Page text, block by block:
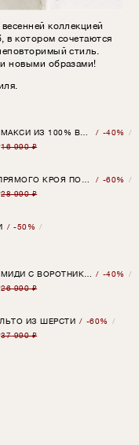
коллекцией
в котором сочетаются
стиль.
новыми образами!
-40%
16 990 ₽
-60%
28 990 ₽
-50%
-40%
26 990 ₽
ИЗ ШЕРСТИ
-60%
37 990 ₽